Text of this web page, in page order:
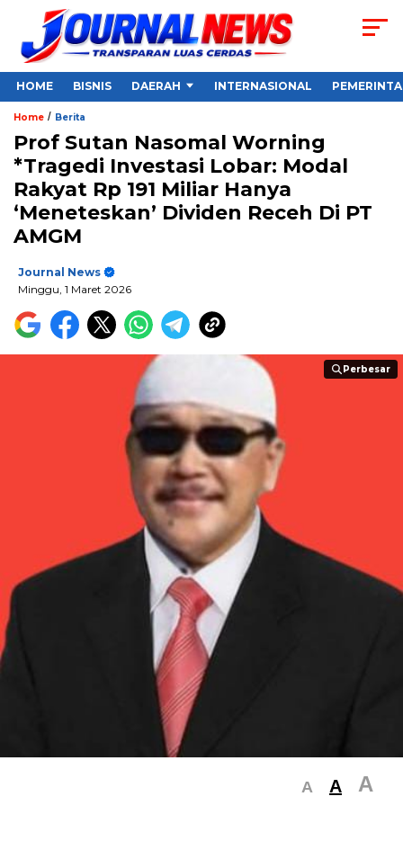
HOME BISNIS DAERAH INTERNASIONAL
Home / Berita
Prof Sutan Nasomal Worning
*Tragedi Investasi Lobar: Modal
Rakyat Rp 191 Miliar Hanya
‘Meneteskan’ Dividen Receh Di PT
AMGM
Journal News
Minggu, 1 Maret 2026
Perbesar
Perbesar
A A A